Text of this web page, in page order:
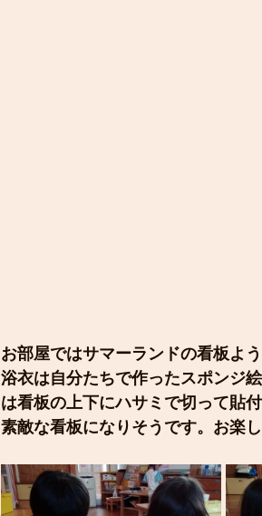
お部屋ではサマーランドの看板よ
浴衣は自分たちで作ったスポンジ
は看板の上下にハサミで切って貼付
素敵な看板になりそうです。お楽